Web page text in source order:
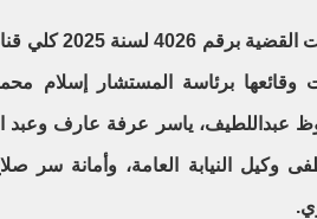
وقُيّدت
وقائعها برئاسة المستشار إسلام
عبداللطيف، ياسر عرفة عارف
وكيل النيابة العامة، وأمانة سر